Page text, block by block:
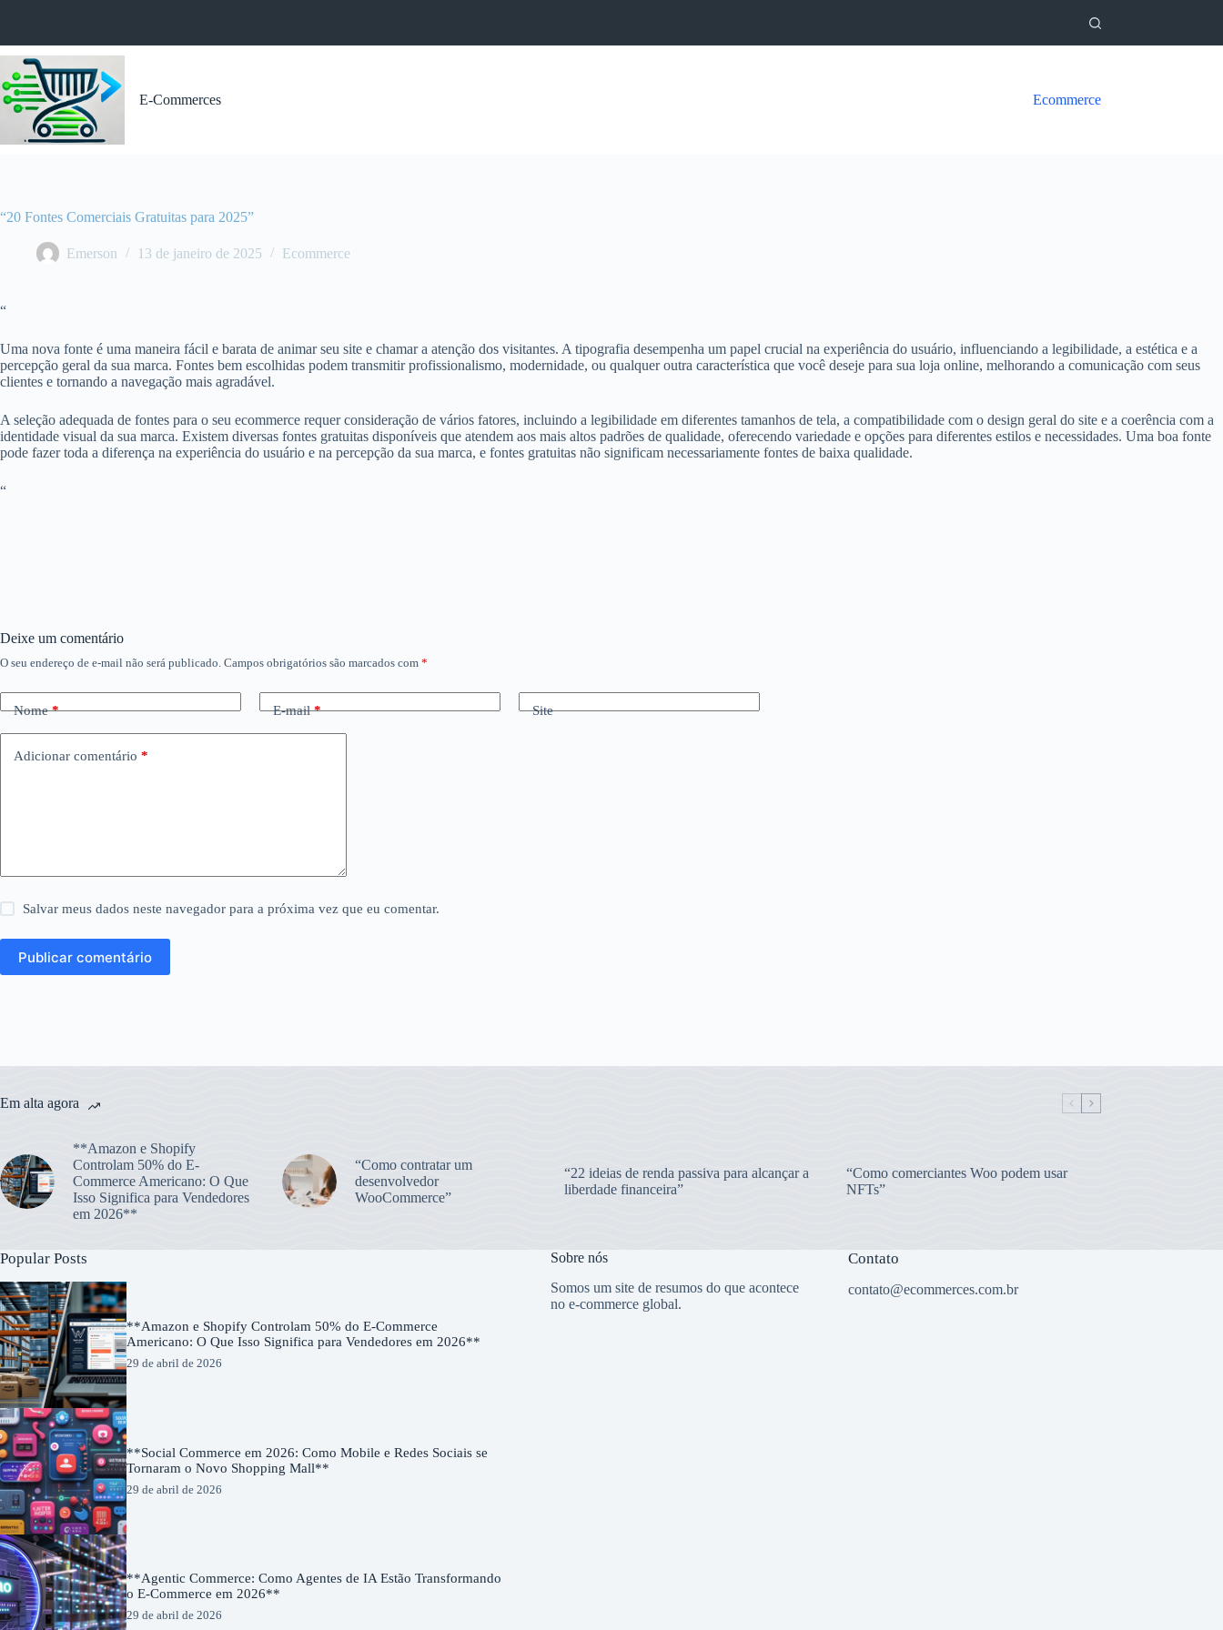
conteúdo
E-Commerces Ecommerce
“20 Fontes Comerciais Gratuitas para 2025”
Emerson 13 de janeiro de 2025 Ecommerce
“
Uma nova fonte é uma maneira fácil e barata de animar seu site e chamar a atenção dos visitantes. A tipografia desempenha um papel crucial na experiência do usuário, influenciando a legibilidade, a estética e a
percepção geral da sua marca. Fontes bem escolhidas podem transmitir profissionalismo, modernidade, ou qualquer outra característica que você deseje para sua loja online, melhorando a comunicação com seus
clientes e tornando a navegação mais agradável.
A seleção adequada de fontes para o seu ecommerce requer consideração de vários fatores, incluindo a legibilidade em diferentes tamanhos de tela, a compatibilidade com o design geral do site e a coerência com a
identidade visual da sua marca. Existem diversas fontes gratuitas disponíveis que atendem aos mais altos padrões de qualidade, oferecendo variedade e opções para diferentes estilos e necessidades. Uma boa fonte
pode fazer toda a diferença na experiência do usuário e na percepção da sua marca, e fontes gratuitas não significam necessariamente fontes de baixa qualidade.
“
Deixe um comentário
O seu endereço de e-mail não será publicado. Campos obrigatórios são marcados com *
Nome* E-mail* Site
Adicionar comentário *
Salvar meus dados neste navegador para a próxima vez que eu comentar.
Publicar comentário
Em alta agora
**Amazon e Shopify
Controlam 50% do E-
Commerce Americano: O Que
Isso Significa para Vendedores
em 2026**
“Como contratar um
desenvolvedor
WooCommerce”
“22 ideias de renda passiva para alcançar a
liberdade financeira”
“Como comerciantes Woo podem usar
NFTs”
Popular Posts
**Amazon e Shopify Controlam 50% do E-Commerce
Americano: O Que Isso Significa para Vendedores em 2026**
29 de abril de 2026
**Social Commerce em 2026: Como Mobile e Redes Sociais se
Tornaram o Novo Shopping Mall**
29 de abril de 2026
**Agentic Commerce: Como Agentes de IA Estão Transformando
o E-Commerce em 2026**
29 de abril de 2026
Sobre nós
Somos um site de resumos do que acontece
no e-commerce global.
Contato
contato@ecommerces.com.br